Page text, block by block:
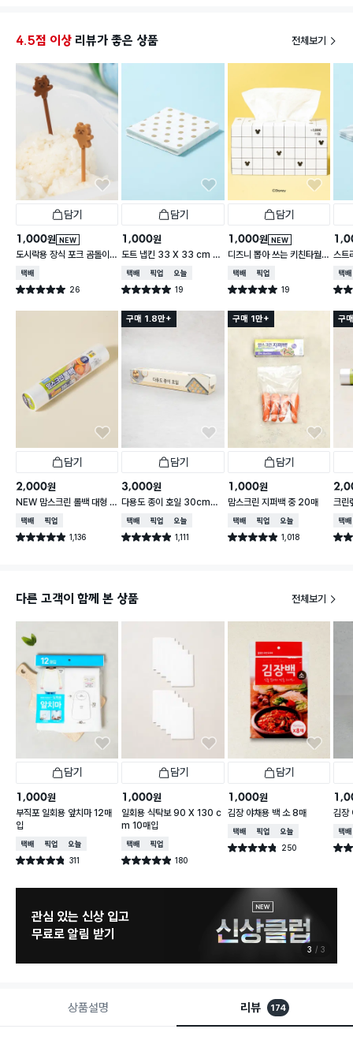
4.5점 이상 리뷰가 좋은 상품 전체보기
담기
NEW
1,000원
도시락용 장식 포크 곰돌이 1
0개입
택배배송
별점 5.0점 26
건 작성
담기
1,000원
도트 냅킨 33 X 33 cm 1
5매입
택배배송매장픽업오늘배송
별점 5.0점 19
건 작성
담기
NEW
1,000원
디즈니 뽑아 쓰는 키친타월
2겹 150매입 체크
택배배송매장픽업
별점 5.0점 19
건 작성
스트
cm
택배
별점
담기
2,000원
NEW 맘스크린 롤백 대형 2
00매입
택배배송매장픽업
별점 4.9점 1,136
건 작성
구매 1.8만+
담기
3,000원
다용도 종이 호일 30cmX
30m
택배배송매장픽업오늘배송
별점 4.9점 1,111
건 작성
구매 1만+
담기
1,000원
맘스크린 지퍼백 중 20매
택배배송매장픽업오늘배송
별점 4.9점 1,018
건 작성
구
크린
매
택배
별점
다른 고객이 함께 본 상품 전체보기
담기
1,000원
부직포 일회용 앞치마 12매
입
택배배송매장픽업오늘배송
별점 4.8점 311
건 작성
담기
1,000원
일회용 식탁보 90 X 130 c
m 10매입
택배배송매장픽업
별점 4.9점 180
건 작성
담기
1,000원
김장 야채용 백 소 8매
택배배송매장픽업오늘배송
별점 4.8점 250
건 작성
김장
택배
별점
관심 있는 신상 입고
무료로 알림 받기
3 3
상품설명 리뷰 174